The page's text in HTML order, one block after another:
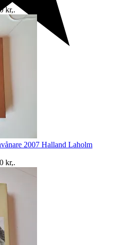
kr,.
2007 Halland Laholm
kr,.